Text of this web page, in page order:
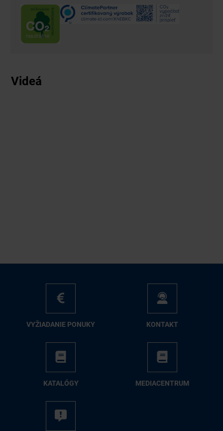
Videá
VY­ŽIA­DA­NIE PO­NU­KY KON­TAKT
KA­TA­LÓ­GY ME­DIA­CEN­TRUM